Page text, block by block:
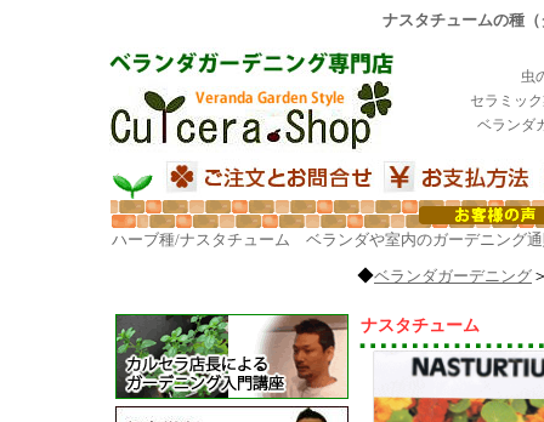
ナスタチュームの種
虫
セラミッ
ベランダ
ハーブ種/ナスタチューム ベランダや室内のガーデニング
◆ベランダガーデニング
ナスタチューム